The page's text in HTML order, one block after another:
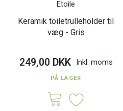
Etoile
Keramik toiletrulleholder til
væg - Gris
249,00 DKK Inkl. moms
PÅ LAGER